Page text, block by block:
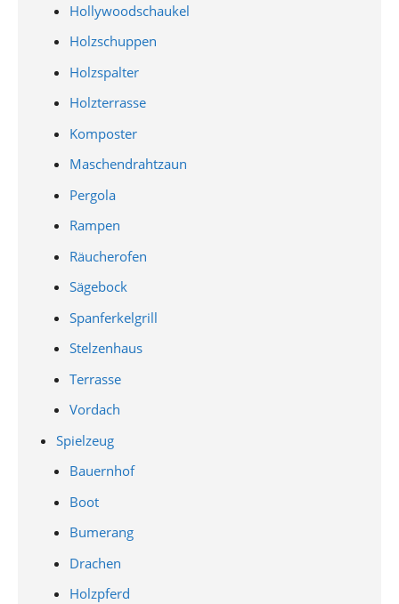
Hollywoodschaukel
Holzschuppen
Holzspalter
Holzterrasse
Komposter
Maschendrahtzaun
Pergola
Rampen
Räucherofen
Sägebock
Spanferkelgrill
Stelzenhaus
Terrasse
Vordach
Spielzeug
Bauernhof
Boot
Bumerang
Drachen
Holzpferd